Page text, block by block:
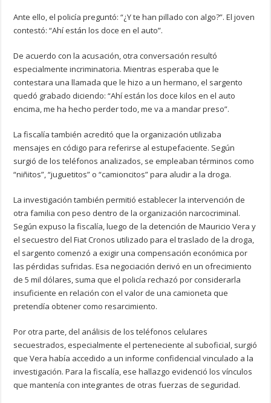
Ante ello, el policía preguntó: “¿Y te han pillado con algo?”. El joven
contestó: “Ahí están los doce en el auto”.
De acuerdo con la acusación, otra conversación resultó
especialmente incriminatoria. Mientras esperaba que le
contestara una llamada que le hizo a un hermano, el sargento
quedó grabado diciendo: “Ahí están los doce kilos en el auto
encima, me ha hecho perder todo, me va a mandar preso”.
La fiscalía también acreditó que la organización utilizaba
mensajes en código para referirse al estupefaciente. Según
surgió de los teléfonos analizados, se empleaban términos como
“niñitos”, “juguetitos” o “camioncitos” para aludir a la droga.
La investigación también permitió establecer la intervención de
otra familia con peso dentro de la organización narcocriminal.
Según expuso la fiscalía, luego de la detención de Mauricio Vera y
el secuestro del Fiat Cronos utilizado para el traslado de la droga,
el sargento comenzó a exigir una compensación económica por
las pérdidas sufridas. Esa negociación derivó en un ofrecimiento
de 5 mil dólares, suma que el policía rechazó por considerarla
insuficiente en relación con el valor de una camioneta que
pretendía obtener como resarcimiento.
Por otra parte, del análisis de los teléfonos celulares
secuestrados, especialmente el perteneciente al suboficial, surgió
que Vera había accedido a un informe confidencial vinculado a la
investigación. Para la fiscalía, ese hallazgo evidenció los vínculos
que mantenía con integrantes de otras fuerzas de seguridad.